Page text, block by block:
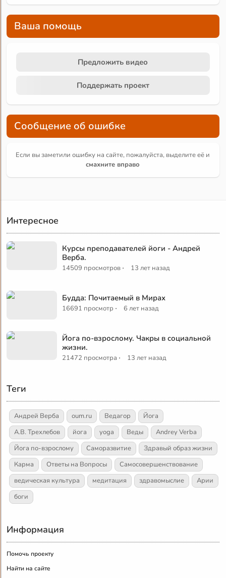
Ваша помощь
Предложить видео
Поддержать проект
Сообщение об ошибке
Если вы заметили ошибку на сайте, пожалуйста, выделите её и
смахните вправо
Интересное
Курсы преподавателей йоги - Андрей
Верба.
14509 просмотров · 13 лет назад
Будда: Почитаемый в Мирах
16691 просмотр · 6 лет назад
Йога по-взрослому. Чакры в социальной
жизни.
21472 просмотра · 13 лет назад
Теги
Андрей Верба oum.ru Ведагор
Йога
А.В. Трехлебов
йога yoga Веды
Andrey Verba
Йога по-взрослому
Саморазвитие
Здравый образ жизни
Карма
Ответы на Вопросы
Самосовершенствование
ведическая культура
медитация здравомыслие
Арии
боги
Информация
Помочь проекту
Найти на сайте